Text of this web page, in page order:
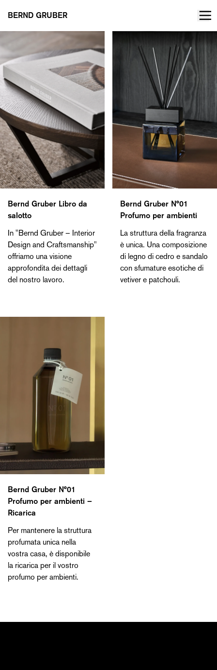
BERND GRUBER
Bernd Gruber Libro da
salotto
In "Bernd Gruber – Interior
Design and Craftsmanship"
offriamo una visione
approfondita dei dettagli
del nostro lavoro.
Bernd Gruber N°01
Profumo per ambienti
La struttura della fragranza
è unica. Una composizione
di legno di cedro e sandalo
con sfumature esotiche di
vetiver e patchouli.
Bernd Gruber N°01
Profumo per ambienti –
Ricarica
Per mantenere la struttura
profumata unica nella
vostra casa, è disponibile
la ricarica per il vostro
profumo per ambienti.
Scoprite il mondo di Bernd Gruber: dall'interior design